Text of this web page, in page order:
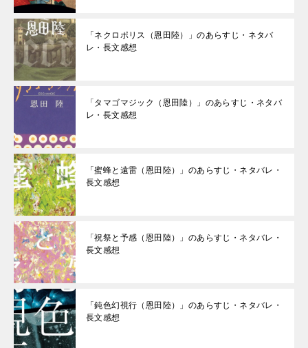
「ネクロポリス（恩田陸）」のあらすじ・ネタバ
レ・長文感想
「タマゴマジック（恩田陸）」のあらすじ・ネタバ
レ・長文感想
「蜜蜂と遠雷（恩田陸）」のあらすじ・ネタバレ・
長文感想
「祝祭と予感（恩田陸）」のあらすじ・ネタバレ・
長文感想
「鈍色幻視行（恩田陸）」のあらすじ・ネタバレ・
長文感想